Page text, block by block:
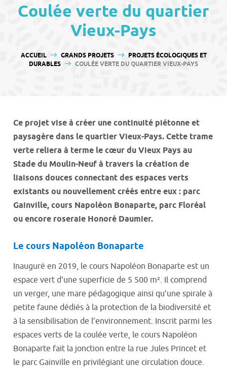
Coulée verte du quartier
Vieux-Pays
VOUS ÊTES ICI :
ACCUEIL GRANDS PROJETS
PROJETS ÉCOLOGIQUES ET
DURABLES
COULÉE VERTE DU QUARTIER VIEUX-PAYS
Ce projet vise à créer une continuité piétonne et
paysagère dans le quartier Vieux-Pays. Cette trame
verte reliera à terme le cœur du Vieux Pays au
Stade du Moulin-Neuf à travers la création de
liaisons douces connectant des espaces verts
existants ou nouvellement créés entre eux : parc
Gainville, cours Napoléon Bonaparte, parc Floréal
ou encore roseraie Honoré Daumier.
Le cours Napoléon Bonaparte
Inauguré en 2019, le cours Napoléon Bonaparte est un
espace vert d'une superficie de 5 500 m². Il comprend
un verger, une mare pédagogique ainsi qu’une spirale à
petite faune dédiés à la protection de la biodiversité et
à la sensibilisation de l’environnement. Inscrit parmi les
espaces verts de la coulée verte, le cours Napoléon
Bonaparte fait la jonction entre la rue Jules Princet et
le parc Gainville en privilégiant une circulation douce.